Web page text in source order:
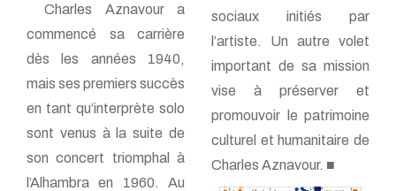
Charles Aznavour a
commencé sa carrière
dès les années 1940,
mais ses premiers succès
en tant qu’interprète solo
sont venus à la suite de
son concert triomphal à
l’Alhambra en 1960. Au
sociaux initiés par
l’artiste. Un autre volet
important de sa mission
vise à préserver et
promouvoir le patrimoine
culturel et humanitaire de
Charles Aznavour. ■